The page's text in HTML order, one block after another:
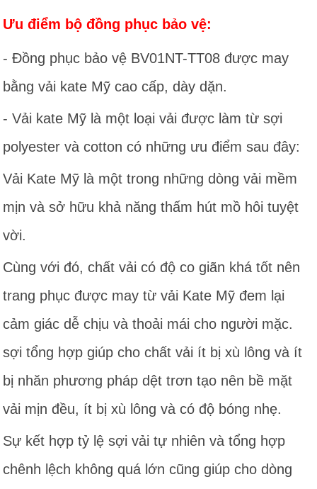
Ưu điểm bộ đồng phục bảo vệ:
- Đồng phục bảo vệ BV01NT-TT08 được may
bằng vải kate Mỹ cao cấp, dày dặn.
- Vải kate Mỹ là một loại vải được làm từ sợi
polyester và cotton có những ưu điểm sau đây:
Vải Kate Mỹ là một trong những dòng vải mềm
mịn và sở hữu khả năng thấm hút mồ hôi tuyệt
vời.
Cùng với đó, chất vải có độ co giãn khá tốt nên
trang phục được may từ vải Kate Mỹ đem lại
cảm giác dễ chịu và thoải mái cho người mặc.
sợi tổng hợp giúp cho chất vải ít bị xù lông và ít
bị nhăn phương pháp dệt trơn tạo nên bề mặt
vải mịn đều, ít bị xù lông và có độ bóng nhẹ.
Sự kết hợp tỷ lệ sợi vải tự nhiên và tổng hợp
chênh lệch không quá lớn cũng giúp cho dòng